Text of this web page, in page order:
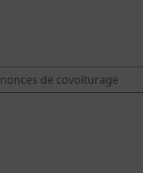
de covoiturage